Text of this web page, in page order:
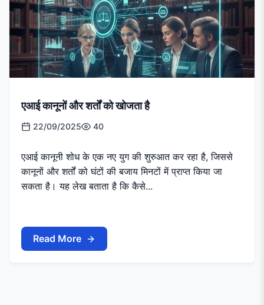
एआई कानूनों और शर्तों को खोजता है
22/09/2025 40
एआई कानूनी शोध के एक नए युग की शुरुआत कर रहा है, जिससे
कानूनों और शर्तों को घंटों की बजाय मिनटों में प्राप्त किया जा
सकता है। यह लेख बताता है कि कैसे...
Read More